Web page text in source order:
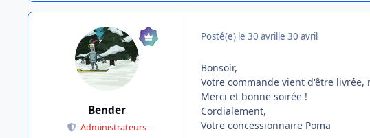
Bender
Administrateurs
Posté(e) le 30 avrille 30 avril
Bonsoir,
Votre commande vient d'être livrée,
Merci et bonne soirée !
Cordialement,
Votre concessionnaire Poma